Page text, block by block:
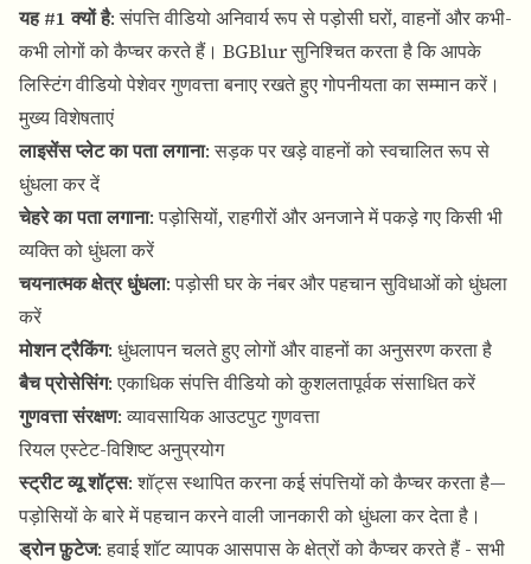
यह #1 क्यों है: संपत्ति वीडियो अनिवार्य रूप से पड़ोसी घरों, वाहनों और कभी-
कभी लोगों को कैप्चर करते हैं। BGBlur सुनिश्चित करता है कि आपके
लिस्टिंग वीडियो पेशेवर गुणवत्ता बनाए रखते हुए गोपनीयता का सम्मान करें।
मुख्य विशेषताएं
लाइसेंस प्लेट का पता लगाना: सड़क पर खड़े वाहनों को स्वचालित रूप से
धुंधला कर दें
चेहरे का पता लगाना: पड़ोसियों, राहगीरों और अनजाने में पकड़े गए किसी भी
व्यक्ति को धुंधला करें
चयनात्मक क्षेत्र धुंधला: पड़ोसी घर के नंबर और पहचान सुविधाओं को धुंधला
करें
मोशन ट्रैकिंग: धुंधलापन चलते हुए लोगों और वाहनों का अनुसरण करता है
बैच प्रोसेसिंग: एकाधिक संपत्ति वीडियो को कुशलतापूर्वक संसाधित करें
गुणवत्ता संरक्षण: व्यावसायिक आउटपुट गुणवत्ता
रियल एस्टेट-विशिष्ट अनुप्रयोग
स्ट्रीट व्यू शॉट्स: शॉट्स स्थापित करना कई संपत्तियों को कैप्चर करता है—
पड़ोसियों के बारे में पहचान करने वाली जानकारी को धुंधला कर देता है।
ड्रोन फ़ुटेज: हवाई शॉट व्यापक आसपास के क्षेत्रों को कैप्चर करते हैं - सभी